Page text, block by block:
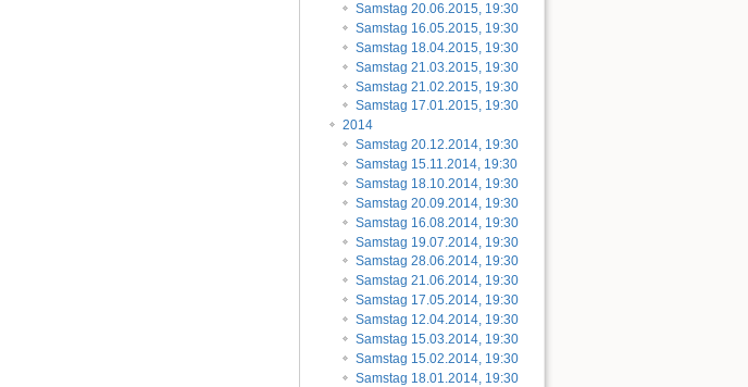
Samstag 20.06.2015, 19:30
Samstag 16.05.2015, 19:30
Samstag 18.04.2015, 19:30
Samstag 21.03.2015, 19:30
Samstag 21.02.2015, 19:30
Samstag 17.01.2015, 19:30
2014
Samstag 20.12.2014, 19:30
Samstag 15.11.2014, 19:30
Samstag 18.10.2014, 19:30
Samstag 20.09.2014, 19:30
Samstag 16.08.2014, 19:30
Samstag 19.07.2014, 19:30
Samstag 28.06.2014, 19:30
Samstag 21.06.2014, 19:30
Samstag 17.05.2014, 19:30
Samstag 12.04.2014, 19:30
Samstag 15.03.2014, 19:30
Samstag 15.02.2014, 19:30
Samstag 18.01.2014, 19:30